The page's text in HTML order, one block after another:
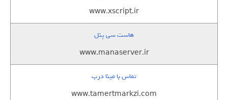
www.xscript.ir
هاست سی پنل
www.manaserver.ir
تماس با مینا درب
www.tamertmarkzi.com